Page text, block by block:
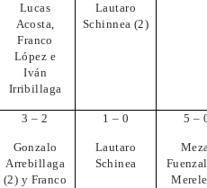
Lucas
Acosta,
Franco
López e
Iván
Irribillaga
Lautaro
Schinnea (2)
3 – 2
Gonzalo
Arrebillaga
(2) y Franco
1 – 0
Lautaro
Schinea
5 –